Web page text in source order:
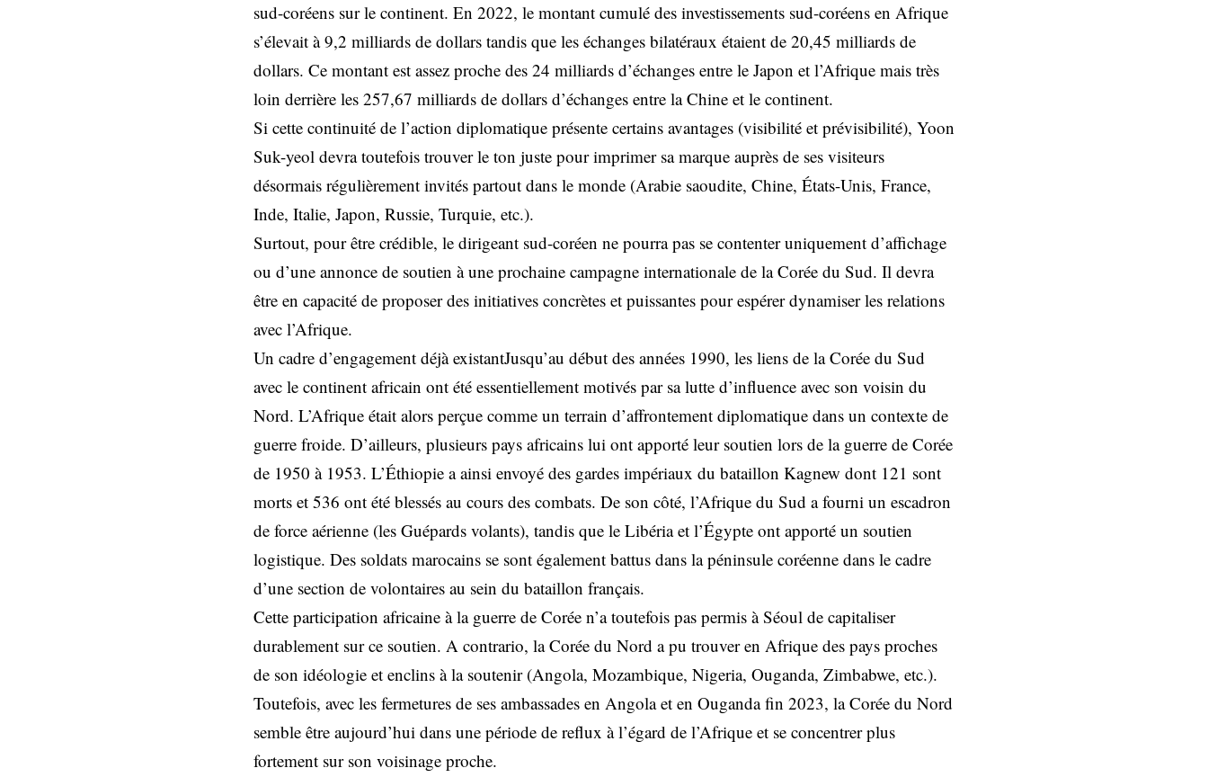
sud-coréens sur le continent. En 2022, le montant cumulé des investissements sud-coréens en Afrique
s’élevait à 9,2 milliards de dollars tandis que les échanges bilatéraux étaient de 20,45 milliards de
dollars. Ce montant est assez proche des 24 milliards d’échanges entre le Japon et l’Afrique mais très
loin derrière les 257,67 milliards de dollars d’échanges entre la Chine et le continent.
Si cette continuité de l’action diplomatique présente certains avantages (visibilité et prévisibilité), Yoon
Suk-yeol devra toutefois trouver le ton juste pour imprimer sa marque auprès de ses visiteurs
désormais régulièrement invités partout dans le monde (Arabie saoudite, Chine, États-Unis, France,
Inde, Italie, Japon, Russie, Turquie, etc.).
Surtout, pour être crédible, le dirigeant sud-coréen ne pourra pas se contenter uniquement d’affichage
ou d’une annonce de soutien à une prochaine campagne internationale de la Corée du Sud. Il devra
être en capacité de proposer des initiatives concrètes et puissantes pour espérer dynamiser les relations
avec l’Afrique.
Un cadre d’engagement déjà existantJusqu’au début des années 1990, les liens de la Corée du Sud
avec le continent africain ont été essentiellement motivés par sa lutte d’influence avec son voisin du
Nord. L’Afrique était alors perçue comme un terrain d’affrontement diplomatique dans un contexte de
guerre froide. D’ailleurs, plusieurs pays africains lui ont apporté leur soutien lors de la guerre de Corée
de 1950 à 1953. L’Éthiopie a ainsi envoyé des gardes impériaux du bataillon Kagnew dont 121 sont
morts et 536 ont été blessés au cours des combats. De son côté, l’Afrique du Sud a fourni un escadron
de force aérienne (les Guépards volants), tandis que le Libéria et l’Égypte ont apporté un soutien
logistique. Des soldats marocains se sont également battus dans la péninsule coréenne dans le cadre
d’une section de volontaires au sein du bataillon français.
Cette participation africaine à la guerre de Corée n’a toutefois pas permis à Séoul de capitaliser
durablement sur ce soutien. A contrario, la Corée du Nord a pu trouver en Afrique des pays proches
de son idéologie et enclins à la soutenir (Angola, Mozambique, Nigeria, Ouganda, Zimbabwe, etc.).
Toutefois, avec les fermetures de ses ambassades en Angola et en Ouganda fin 2023, la Corée du Nord
semble être aujourd’hui dans une période de reflux à l’égard de l’Afrique et se concentrer plus
fortement sur son voisinage proche.